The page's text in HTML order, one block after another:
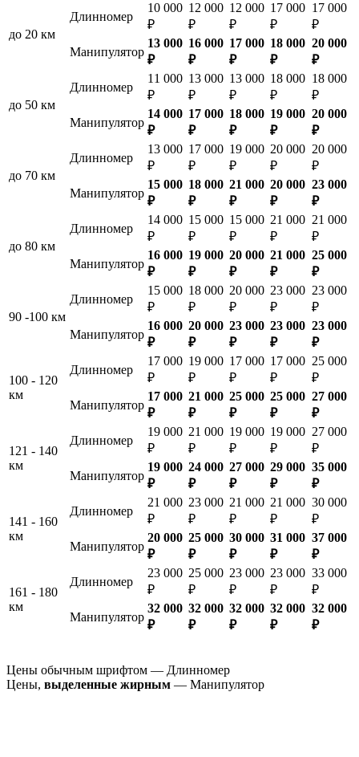
до 20 км
Длинномер
10 000
₽
12 000
₽
12 000
₽
17 000
₽
17 000
₽
Манипулятор
13 000
₽
16 000
₽
17 000
₽
18 000
₽
20 000
₽
до 50 км
Длинномер
11 000
₽
13 000
₽
13 000
₽
18 000
₽
18 000
₽
Манипулятор
14 000
₽
17 000
₽
18 000
₽
19 000
₽
20 000
₽
до 70 км
Длинномер
13 000
₽
17 000
₽
19 000
₽
20 000
₽
20 000
₽
Манипулятор
15 000
₽
18 000
₽
21 000
₽
20 000
₽
23 000
₽
до 80 км
Длинномер
14 000
₽
15 000
₽
15 000
₽
21 000
₽
21 000
₽
Манипулятор
16 000
₽
19 000
₽
20 000
₽
21 000
₽
25 000
₽
90 -100 км
Длинномер
15 000
₽
18 000
₽
20 000
₽
23 000
₽
23 000
₽
Манипулятор
16 000
₽
20 000
₽
23 000
₽
23 000
₽
23 000
₽
100 - 120
км
Длинномер
17 000
₽
19 000
₽
17 000
₽
17 000
₽
25 000
₽
Манипулятор
17 000
₽
21 000
₽
25 000
₽
25 000
₽
27 000
₽
121 - 140
км
Длинномер
19 000
₽
21 000
₽
19 000
₽
19 000
₽
27 000
₽
Манипулятор
19 000
₽
24 000
₽
27 000
₽
29 000
₽
35 000
₽
141 - 160
км
Длинномер
21 000
₽
23 000
₽
21 000
₽
21 000
₽
30 000
₽
Манипулятор
20 000
₽
25 000
₽
30 000
₽
31 000
₽
37 000
₽
161 - 180
км
Длинномер
23 000
₽
25 000
₽
23 000
₽
23 000
₽
33 000
₽
Манипулятор
32 000
₽
32 000
₽
32 000
₽
32 000
₽
32 000
₽
Цены обычным шрифтом — Длинномер
Цены, выделенные жирным — Манипулятор